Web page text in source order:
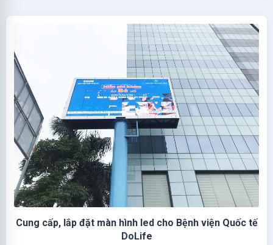
Cung cấp, lắp đặt màn hình led cho Bệnh viện Quốc tế
DoLife